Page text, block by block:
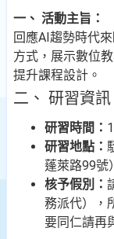
一、 活動主旨：
回應AI趨勢時代
方式，展示數位
提升課程設計。
二、 研習資訊
研習時間：
研習地點：
蓬萊路99號）
核予假別：
務派代），
要同仁請再